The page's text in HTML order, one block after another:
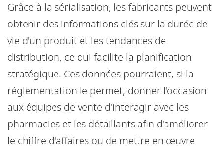
Grâce à la sérialisation, les fabricants peuvent
obtenir des informations clés sur la durée de
vie d'un produit et les tendances de
distribution, ce qui facilite la planification
stratégique. Ces données pourraient, si la
réglementation le permet, donner l'occasion
aux équipes de vente d'interagir avec les
pharmacies et les détaillants afin d'améliorer
le chiffre d'affaires ou de mettre en œuvre